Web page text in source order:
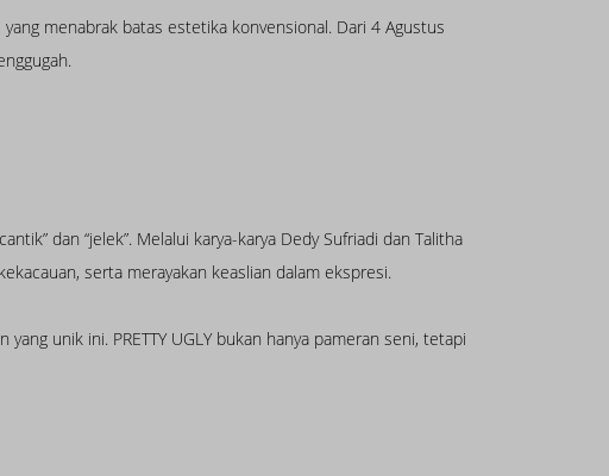
menabrak batas estetika konvensional. Dari 4 Agustus
dan “jelek”. Melalui karya-karya Dedy Sufriadi dan Talitha
serta merayakan keaslian dalam ekspresi.
unik ini. PRETTY UGLY bukan hanya pameran seni, tetapi